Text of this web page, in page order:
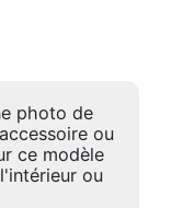
photo de
ou
ce modèle
ou